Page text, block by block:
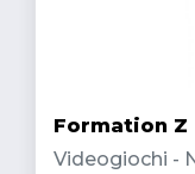
Formation Z
Videogiochi -